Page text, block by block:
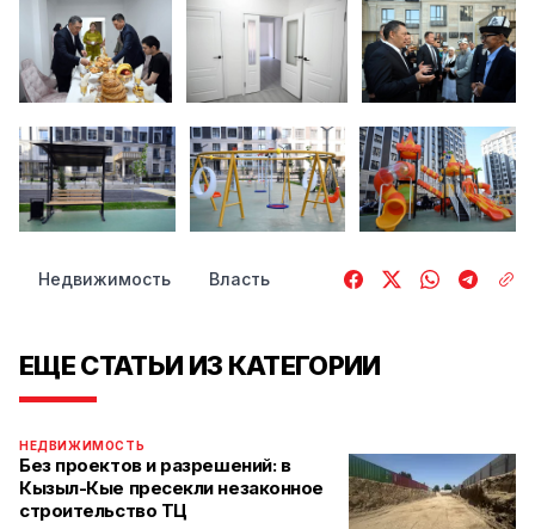
Недвижимость Власть
ЕЩЕ СТАТЬИ ИЗ КАТЕГОРИИ
НЕДВИЖИМОСТЬ
Без проектов и разрешений: в
Кызыл-Кые пресекли незаконное
строительство ТЦ